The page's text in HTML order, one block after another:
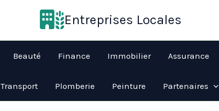
Entreprises Locales
Beauté Finance Immobilier Assurance
Transport Plomberie Peinture Partenaires